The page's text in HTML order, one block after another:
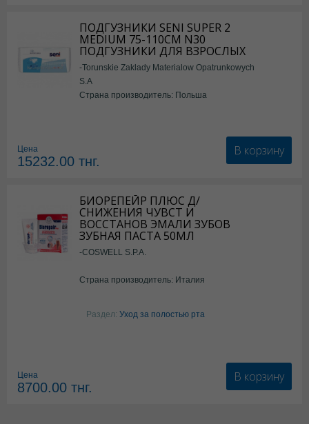
ПОДГУЗНИКИ SENI SUPER 2
MEDIUM 75-110СМ N30
ПОДГУЗНИКИ ДЛЯ ВЗРОСЛЫХ
-Torunskie Zaklady Materialow Opatrunkowych
S.A
Страна производитель: Польша
Цена
15232.00 тнг.
В корзину
БИОРЕПЕЙР ПЛЮС Д/
СНИЖЕНИЯ ЧУВСТ И
ВОССТАНОВ ЭМАЛИ ЗУБОВ
ЗУБНАЯ ПАСТА 50МЛ
-COSWELL S.P.A.
Страна производитель: Италия
Раздел: Уход за полостью рта
Цена
8700.00 тнг.
В корзину